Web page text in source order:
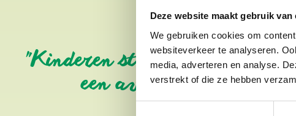
Deze website maakt gebruik van
We gebruiken cookies om
websiteverkeer te analyseren.
media, adverteren en analyse.
verstrekt of die ze hebben
"Kinderen stralen bij de
een avontuurlijke